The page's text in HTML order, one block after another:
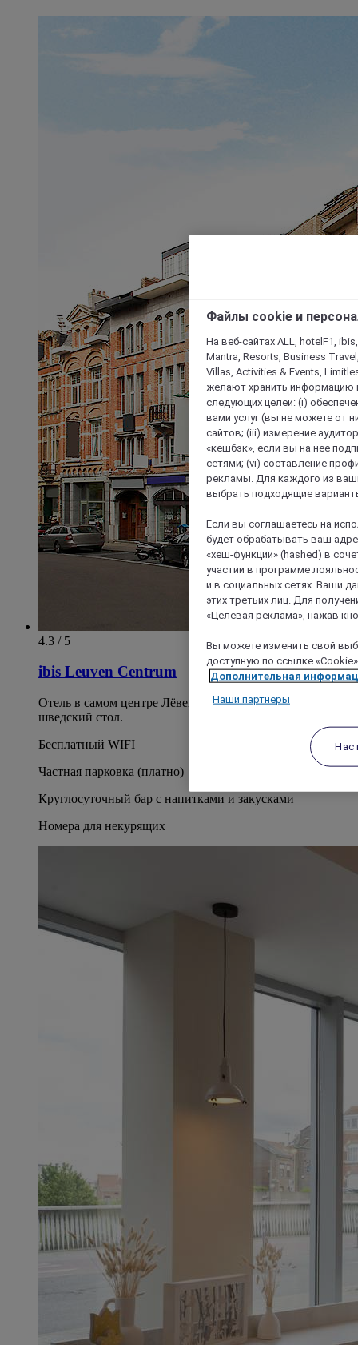
4.3 / 5
ibis Leuven Centrum
Отель в самом центре Лёвена. Размещение и завтрак -
шведский стол.
Бесплатный WIFI
Частная парковка (платно)
Круглосуточный бар с напитками и закусками
Номера для некурящих
Файлы cookie и
На веб-сайтах ALL, hotelF1,
Mantra, Resorts, Business
Villas, Activities & Events,
желают хранить информацию
следующих целей: (i)
вами услуг (вы не можете от
сайтов; (iii) измерение
«кешбэк», если вы на нее
сетями; (vi) составление
рекламы. Для каждого из
выбрать подходящие
Если вы соглашаетесь на
будет обрабатывать ваш
«хеш-функции» (hashed) в
участии в программе
и в социальных сетях. Ваши
этих третьих лиц. Для
«Целевая реклама», нажав
Вы можете изменить свой
доступную по ссылке
Дополнительная
Наши партнеры